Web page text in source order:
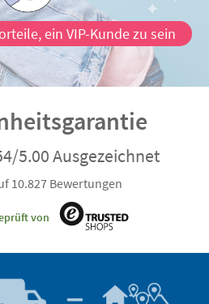
ein VIP-Kunde zu sein
5.00 Ausgezeichnet
10.827 Bewertungen
von